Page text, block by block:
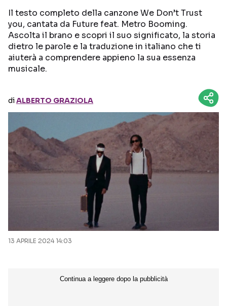
Seguici sui social
Il testo completo della canzone We Don’t Trust
you, cantata da Future feat. Metro Booming.
Ascolta il brano e scopri il suo significato, la storia
dietro le parole e la traduzione in italiano che ti
aiuterà a comprendere appieno la sua essenza
musicale.
diALBERTO GRAZIOLA
13 APRILE 2024 14:03